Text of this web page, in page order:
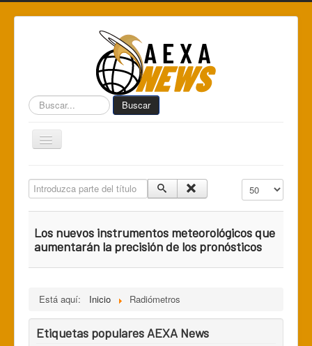
Buscar... Buscar
Toggle
Navigation
Centro de Informática AEXA
AEXA México
AEXA USA
Introduzca parte del título Cantidad a
Los nuevos instrumentos meteorológicos que
aumentarán la precisión de los pronósticos
Está aquí: Inicio Radiómetros
Etiquetas populares AEXA News